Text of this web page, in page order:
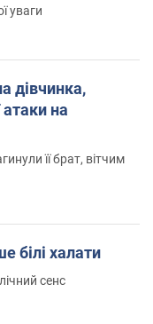
уваги
дівчинка,
атаки на
її брат, вітчим
білі халати
сенс